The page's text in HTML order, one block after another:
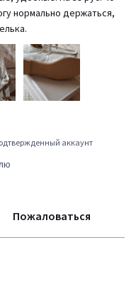
нормально держаться,
аккаунт
Пожаловаться